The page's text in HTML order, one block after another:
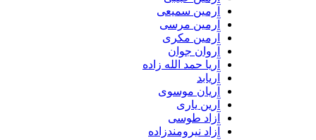
آرمین سمیعی
آرمین مرسی
آرمین مکری
آروان جوان
آریا حمد الله زاده
آریابد
آریان موسوی
آرین یاری
آزاد طوسی
آزاد نیرومندزاده